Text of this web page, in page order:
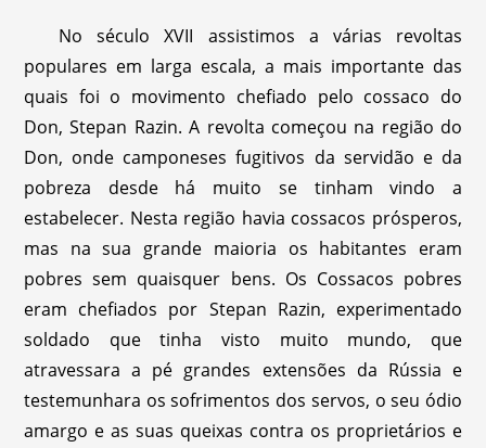
No século XVII assistimos a várias revoltas
populares em larga escala, a mais importante das
quais foi o movimento chefiado pelo cossaco do
Don, Stepan Razin. A revolta começou na região do
Don, onde camponeses fugitivos da servidão e da
pobreza desde há muito se tinham vindo a
estabelecer. Nesta região havia cossacos prósperos,
mas na sua grande maioria os habitantes eram
pobres sem quaisquer bens. Os Cossacos pobres
eram chefiados por Stepan Razin, experimentado
soldado que tinha visto muito mundo, que
atravessara a pé grandes extensões da Rússia e
testemunhara os sofrimentos dos servos, o seu ódio
amargo e as suas queixas contra os proprietários e